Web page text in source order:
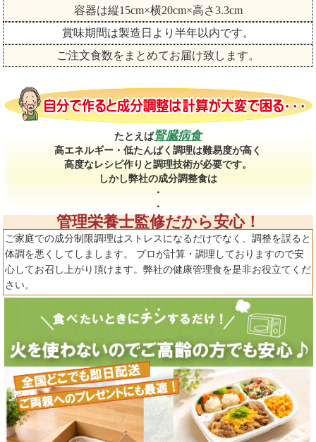
容器は縦15cm×横20cm×高さ3.3cm
賞味期間は製造日より半年以内です。
ご注文食数をまとめてお届け致します。
たとえば腎臓病食
高エネルギー・低たんぱく調理は難易度が高く
高度なレシピ作りと調理技術が必要です。
しかし弊社の成分調整食は
・
・
管理栄養士監修だから安心！
ご家庭での成分制限調理はストレスになるだけでなく、調整を誤ると
体調を悪くしてしまします。 プロが計算・調理しておりますので安
心してお召し上がり頂けます。弊社の健康管理食を是非お役立てくだ
さい。